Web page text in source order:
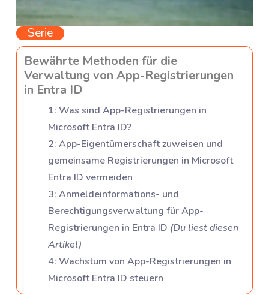
Serie
Bewährte Methoden für die
Verwaltung von App-Registrierungen
in Entra ID
1: Was sind App-Registrierungen in
Microsoft Entra ID?
2: App-Eigentümerschaft zuweisen und
gemeinsame Registrierungen in Microsoft
Entra ID vermeiden
3: Anmeldeinformations- und
Berechtigungsverwaltung für App-
Registrierungen in Entra ID (Du liest diesen
Artikel)
4: Wachstum von App-Registrierungen in
Microsoft Entra ID steuern